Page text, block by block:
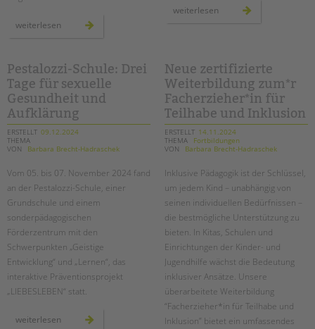
weiterlesen
laufjahr
teamgeist
durch
berlin
weiterlesen offener
Pestalozzi-Schule: Drei
Tage für sexuelle
Gesundheit und
Aufklärung
ERSTELLT 09.12.2024
THEMA
VON
Barbara Brecht-Hadraschek
Vom 05. bis 07. November 2024 fand
an der Pestalozzi-Schule, einer
Grundschule und einem
sonderpädagogischen
Förderzentrum mit den
Schwerpunkten „Geistige
Entwicklung“ und „Lernen“, das
interaktive Präventionsprojekt
„LIEBESLEBEN“ statt.
weiterlesen pestalozzi-
Neue zertifizierte
Weiterbildung zum*r
Facherzieher*in für
Teilhabe und Inklusion
ERSTELLT 14.11.2024
THEMA
Fortbildungen
VON
Barbara Brecht-Hadraschek
Inklusive Pädagogik ist der Schlüssel,
um jedem Kind – unabhängig von
seinen individuellen Bedürfnissen –
die bestmögliche Unterstützung zu
bieten. In Kitas, Schulen und
Einrichtungen der Kinder- und
Jugendhilfe wächst die Bedeutung
inklusiver Ansätze. Unsere
überarbeitete Weiterbildung
“Facherzieher*in für Teilhabe und
Inklusion” bietet ein umfassendes